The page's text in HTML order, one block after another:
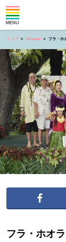
トップ allhawaii フラ・ホ
フラ・ホオ